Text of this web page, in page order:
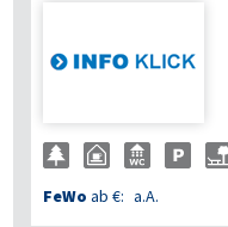
FeWo ab €: a.A.